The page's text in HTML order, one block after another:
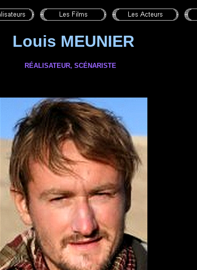
Louis MEUNIER
RÉALISATEUR, SCÉNARISTE